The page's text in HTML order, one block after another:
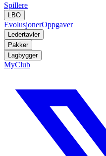
Spillere
LBO
EvolusjonerOppgaver
Ledertavler
Pakker
Lagbygger
MyClub